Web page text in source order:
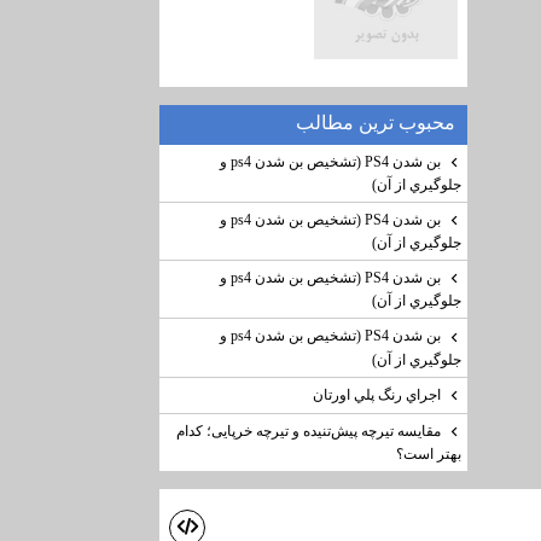
محبوب ترين مطالب
بن شدن PS4 (تشخيص بن شدن ps4 و
جلوگيري از آن)
بن شدن PS4 (تشخيص بن شدن ps4 و
جلوگيري از آن)
بن شدن PS4 (تشخيص بن شدن ps4 و
جلوگيري از آن)
بن شدن PS4 (تشخيص بن شدن ps4 و
جلوگيري از آن)
اجراي رنگ پلي اورتان
مقایسه تیرچه پیش‌تنیده و تیرچه خرپایی؛ کدام
بهتر است؟